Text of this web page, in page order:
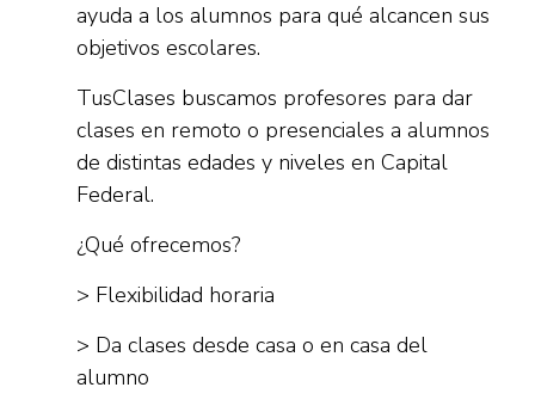
ayuda a los alumnos para qué alcancen sus
objetivos escolares.
TusClases buscamos profesores para dar
clases en remoto o presenciales a alumnos
de distintas edades y niveles en Capital
Federal.
¿Qué ofrecemos?
> Flexibilidad horaria
> Da clases desde casa o en casa del
alumno